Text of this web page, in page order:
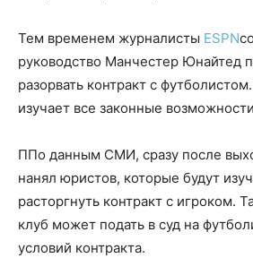
Тем временем журналисты ESPN
руководство Манчестер Юнайтед
разорвать контракт с
изучает все законные
ППо данным СМИ, сразу после
нанял юристов, которые будут
расторгнуть контракт с игроком.
клуб может подать в суд на
условий контракта.